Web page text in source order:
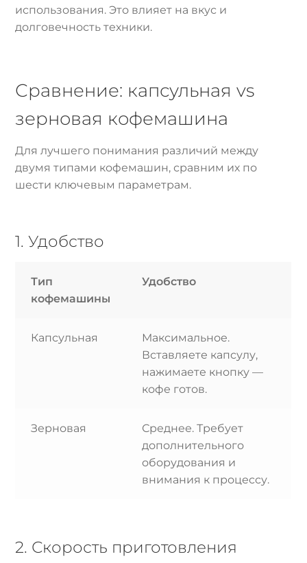
использования. Это влияет на вкус и
долговечность техники.
Сравнение: капсульная vs
зерновая кофемашина
Для лучшего понимания различий между
двумя типами кофемашин, сравним их по
шести ключевым параметрам.
1. Удобство
Тип
кофемашины
Удобство
Капсульная
Максимальное.
Вставляете капсулу,
нажимаете кнопку —
кофе готов.
Зерновая
Среднее. Требует
дополнительного
оборудования и
внимания к процессу.
2. Скорость приготовления